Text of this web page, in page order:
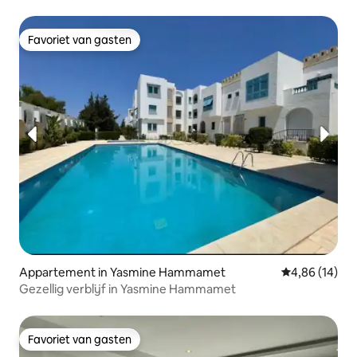
Favoriet van gasten
Favoriet van gasten
Appartement in Yasmine Hammamet Gemiddelde
4,86 (14)
Gezellig verblijf in Yasmine Hammamet
Favoriet van gasten
Favoriet van gasten